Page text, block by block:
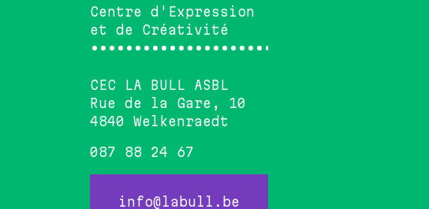
Centre d'Expression
et de Créativité
CEC LA BULL ASBL
Rue de la Gare, 10
4840 Welkenraedt
087 88 24 67
info@labull.be